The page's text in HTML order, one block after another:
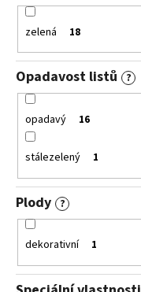
zelená 18
Opadavost listů ?
opadavý 16
stálezelený 1
Plody ?
dekorativní 1